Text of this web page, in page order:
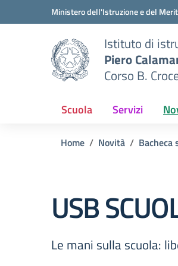
Vai ai contenuti
Vai al menu di navigazioneMinistero dell'Istruzione e del
Istituto di
Piero
Corso B.
Scuola Servizi
Home Novità Bacheca
USB
Le mani sulla scuola: